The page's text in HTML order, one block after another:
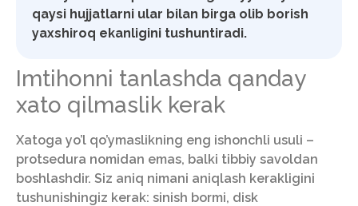
qaysi hujjatlarni ular bilan birga olib borish
yaxshiroq ekanligini tushuntiradi.
Imtihonni tanlashda qanday
xato qilmaslik kerak
Xatoga yo’l qo’ymaslikning eng ishonchli usuli –
protsedura nomidan emas, balki tibbiy savoldan
boshlashdir. Siz aniq nimani aniqlash kerakligini
tushunishingiz kerak: sinish bormi, disk